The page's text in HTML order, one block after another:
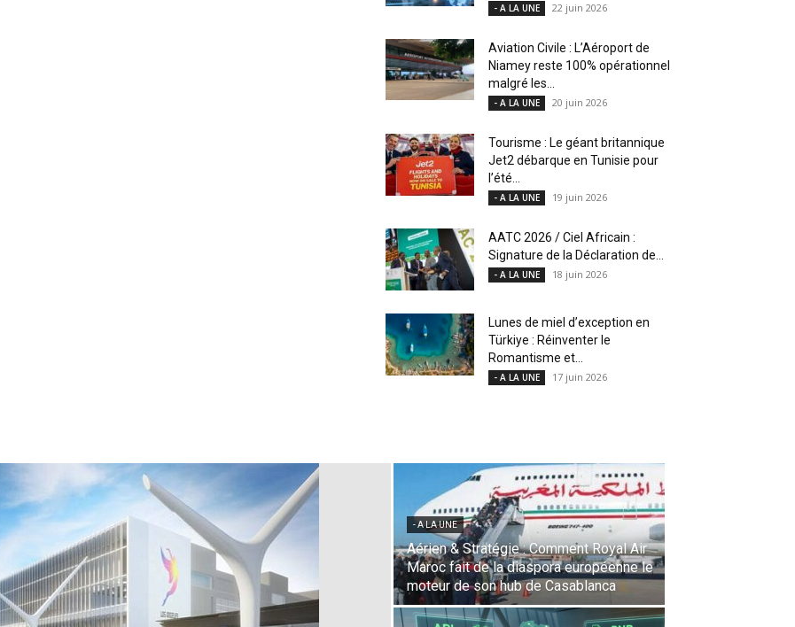
- A LA UNE 22 juin 2026
Aviation Civile : L’Aéroport de
Niamey reste 100% opérationnel
malgré les...
- A LA UNE 20 juin 2026
Tourisme : Le géant britannique
Jet2 débarque en Tunisie pour
l’été...
- A LA UNE 19 juin 2026
AATC 2026 / Ciel Africain :
Signature de la Déclaration de...
- A LA UNE 18 juin 2026
Lunes de miel d’exception en
Türkiye : Réinventer le
Romantisme et...
- A LA UNE 17 juin 2026
- A LA UNE
Une Révolution Stratégique à l’IATA :
Saadia Zahidi nommée Directrice
Générale